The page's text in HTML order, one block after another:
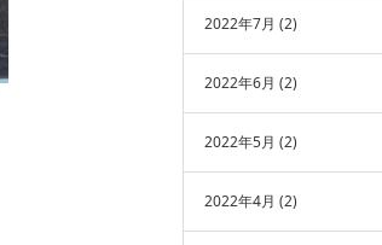
2022年7月 (2)
2022年6月 (2)
2022年5月 (2)
2022年4月 (2)